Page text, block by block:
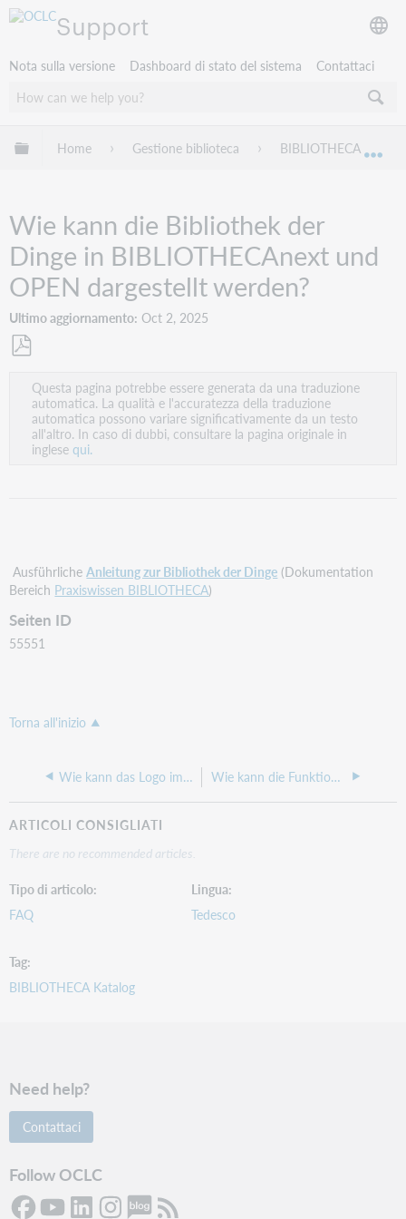
Support
Nota sulla versione Dashboard di stato del sistema Contattaci
Espandi/comprimi la gerarchia globale
Home Gestione biblioteca BIBLIOTHECA
Wie kann die Bibliothek der
Dinge in BIBLIOTHECAnext und
OPEN dargestellt werden?
Ultimo aggiornamento Oct 2, 2025
come
PDF
Questa pagina potrebbe essere generata da una traduzione
automatica. La qualità e l'accuratezza della traduzione
automatica possono variare significativamente da un testo
all'altro. In caso di dubbi, consultare la pagina originale in
inglesequi.
AusführlicheAnleitung zur Bibliothek der Dinge (Dokumentation
Bereich Praxiswissen BIBLIOTHECA)
Seiten ID
55551
Torna all'inizio
Wie kann das Logo im OPEN ausgetauscht werden? Wie kann die Funktion der z39.50 Schnittstelle überprüft werden?
ARTICOLI CONSIGLIATI
There are no recommended articles.
Tipo di articolo
FAQ
Lingua
Tedesco
Tag
BIBLIOTHECA Katalog
Need help?
Contattaci
Follow OCLC